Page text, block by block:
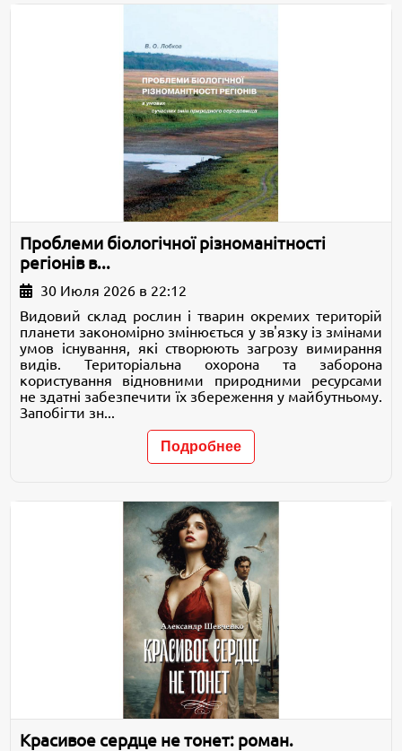
Проблеми біологічної різноманітності
регіонів в...
30 Июля 2026 в 22:12
Видовий склад рослин і тварин окремих територій
планети закономірно змінюється у зв'язку із змінами
умов існування, які створюють загрозу вимирання
видів. Територіальна охорона та заборона
користування відновними природними ресурсами
не здатні забезпечити їх збереження у майбутньому.
Запобігти зн...
Подробнее
Красивое сердце не тонет: роман.